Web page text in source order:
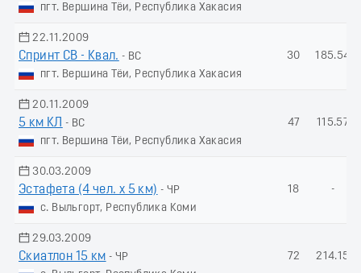
пгт. Вершина Тёи, Республика Хакасия
22.11.2009
Спринт СВ - Квал. - ВС
пгт. Вершина Тёи, Республика Хакасия
30 185.54
20.11.2009
5 км КЛ
- ВС
пгт. Вершина Тёи, Республика Хакасия
47 115.57
30.03.2009
Эстафета (4 чел. х 5 км) - ЧР
с. Выльгорт, Республика Коми
18 -
29.03.2009
Скиатлон 15 км - ЧР
72 214.15